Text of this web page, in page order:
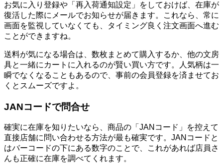
お気に入り登録や「再入荷通知設定」をしておけば、在庫が
復活した際にメールでお知らせが届きます。これなら、常に
画面を監視していなくても、タイミング良く注文画面へ進む
ことができますね。
送料が気になる場合は、数枚まとめて購入するか、他の文房
具と一緒にカートに入れるのが賢い買い方です。人気柄は一
瞬でなくなることもあるので、事前の会員登録を済ませてお
くとスムーズですよ。
JANコードで問合せ
確実に在庫を知りたいなら、商品の「JANコード」を控えて
直接店舗に問い合わせる方法が最も確実です。JANコードと
はバーコードの下にある数字のことで、これがあれば店員さ
んも正確に在庫を調べてくれます。